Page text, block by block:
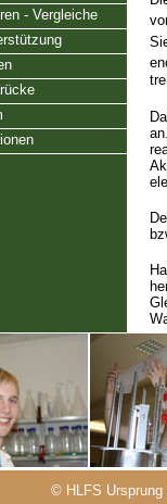
- Vergleiche
© HLFS Ursprung